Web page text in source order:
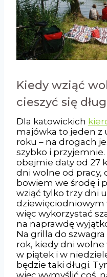
Kiedy wziąć
cieszyć się
Dla katowickich
majówka to jeden z
roku – na drogach
szybko i
obejmie daty od 27
dni wolne od pracy,
bowiem we środę i
wziąć tylko trzy dni
dziewięciodniowym
więc wykorzystać
na naprawdę
Na grilla do
rok, kiedy dni
w piątek i w
będzie taki długi.
więc wymyślić coś,